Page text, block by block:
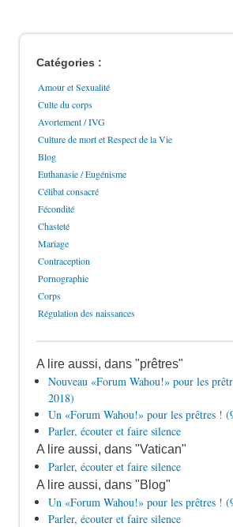
Catégories :
Amour et Sexualité
Culte du corps
Avortement / IVG
Culture de mort et Respect de la Vie
Blog
Euthanasie / Eugénisme
Célibat consacré
Fécondité
Chasteté
Mariage
Contraception
Pornographie
Corps
Régulation des naissances
A lire aussi, dans "prêtres"
Nouveau «Forum Wahou!» pour les
2018)
Un «Forum Wahou!» pour les prêtres !
Parler, écouter et faire silence
A lire aussi, dans "Vatican"
Parler, écouter et faire silence
A lire aussi, dans "Blog"
Un «Forum Wahou!» pour les prêtres !
Parler, écouter et faire silence